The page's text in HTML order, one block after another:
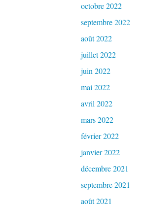
octobre 2022
septembre 2022
août 2022
juillet 2022
juin 2022
mai 2022
avril 2022
mars 2022
février 2022
janvier 2022
décembre 2021
septembre 2021
août 2021